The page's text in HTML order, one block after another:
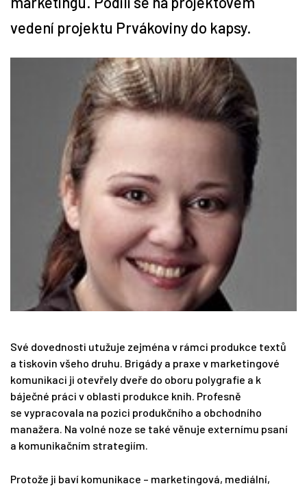
Časopis
vedení projektu Prvákoviny do kapsy.
Své dovednosti utužuje zejména v rámci produkce textů
a tiskovin všeho druhu. Brigády a praxe v marketingové
komunikaci ji otevřely dveře do oboru polygrafie a k
báječné práci v oblasti produkce knih. Profesně
se vypracovala na pozici produkčního a obchodního
manažera. Na volné noze se také věnuje externímu psaní
a komunikačním strategiím.
Protože ji baví komunikace – marketingová, mediální,